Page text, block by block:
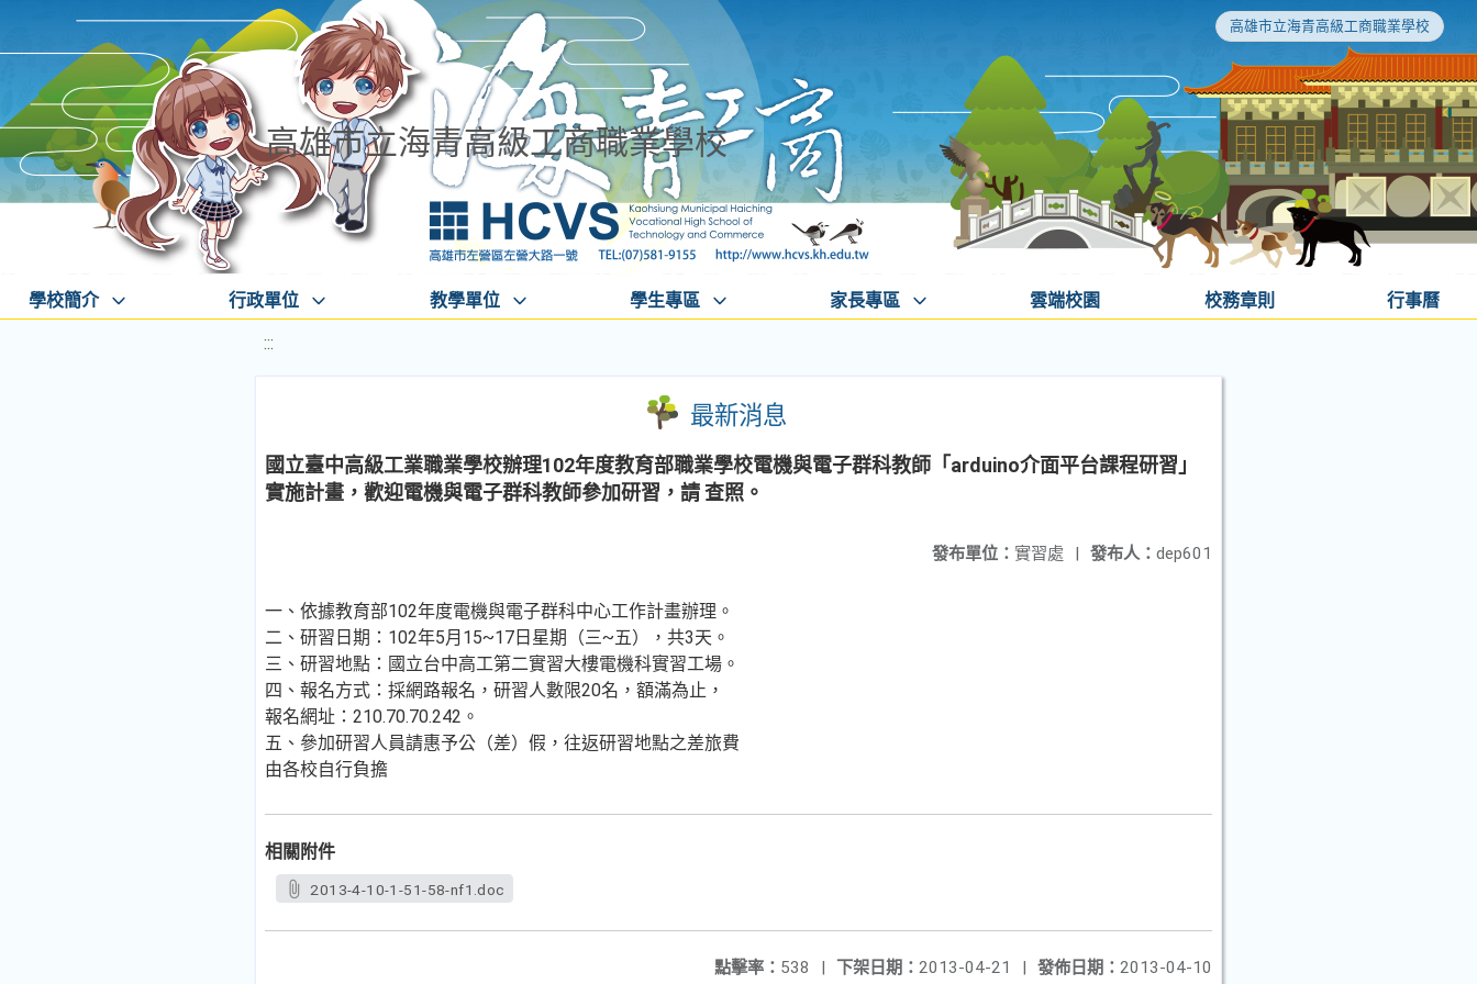
高雄市立海青高級工商職業學校
高雄市立海青高級工商職業學校
學校簡介 行政單位 教學單位 學生專區 家長專區 雲端校園 校務章則 行事曆
:::
最新消息
國立臺中高級工業職業學校辦理102年度教育部職業學校電機與電子群科教師「arduino介面平台課程研習」
實施計畫，歡迎電機與電子群科教師參加研習，請 查照。
發布人： dep601
發布單位： 實習處 |
一、依據教育部102年度電機與電子群科中心工作計畫辦理。
二、研習日期：102年5月15~17日星期（三~五），共3天。
三、研習地點：國立台中高工第二實習大樓電機科實習工場。
四、報名方式：採網路報名，研習人數限20名，額滿為止，
報名網址：210.70.70.242。
五、參加研習人員請惠予公（差）假，往返研習地點之差旅費
由各校自行負擔
相關附件
2013-4-10-1-51-58-nf1.doc
發佈日期： 2013-04-10
下架日期： 2013-04-21 |
點擊率： 538 |